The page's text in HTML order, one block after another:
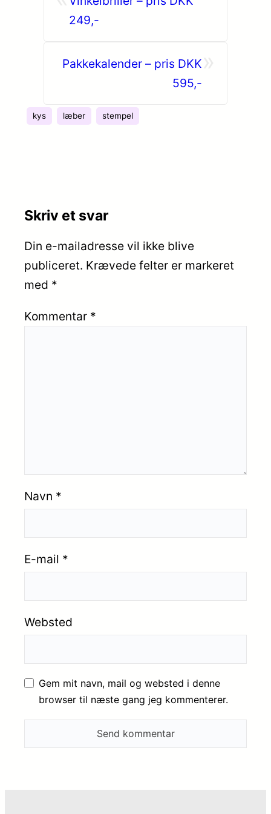
249,-
Pakkekalender – pris DKK
595,-
kys læber stempel
Skriv et svar
Din e-mailadresse vil ikke blive
publiceret. Krævede felter er markeret
med *
Kommentar *
Navn *
E-mail *
Websted
Gem mit navn, mail og websted i denne
browser til næste gang jeg kommenterer.